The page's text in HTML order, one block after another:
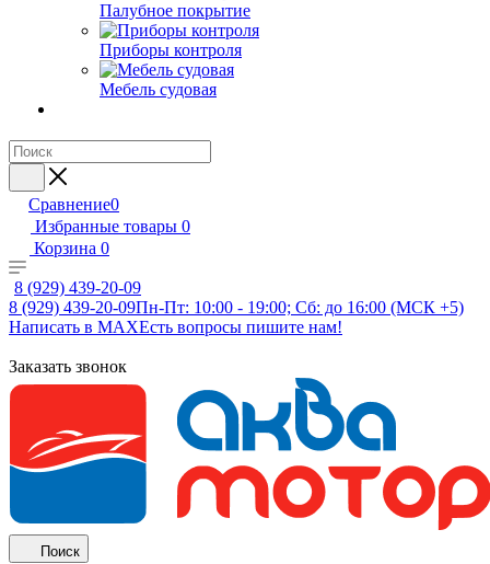
Палубное покрытие
Приборы контроля
Мебель судовая
Сравнение0
Избранные товары 0
Корзина 0
8 (929) 439-20-09
8 (929) 439-20-09Пн-Пт: 10:00 - 19:00; Сб: до 16:00 (МСК +5)
Написать в MAXЕсть вопросы пишите нам!
Заказать звонок
Поиск